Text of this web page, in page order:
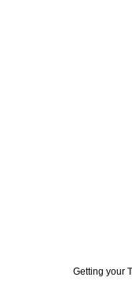
Getting your